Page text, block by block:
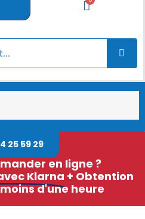
25 59 29
en ligne ?
Klarna + Obtention
d'une heure